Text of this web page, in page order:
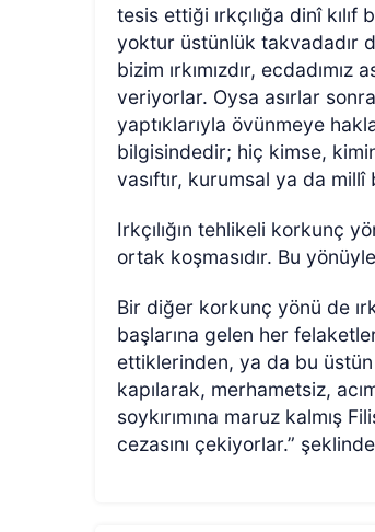
tesis ettiği ırkçılığa dinî
yoktur üstünlük takvadadır
bizim ırkımızdır,
veriyorlar. Oysa asırlar
yaptıklarıyla övünmeye
bilgisindedir; hiç kimse,
vasıftır, kurumsal ya da
Irkçılığın tehlikeli korkunç
ortak koşmasıdır. Bu
Bir diğer korkunç yönü de
başlarına gelen her
ettiklerinden, ya da bu üstün
kapılarak, merhametsiz,
soykırımına maruz kalmış
cezasını çekiyorlar.”